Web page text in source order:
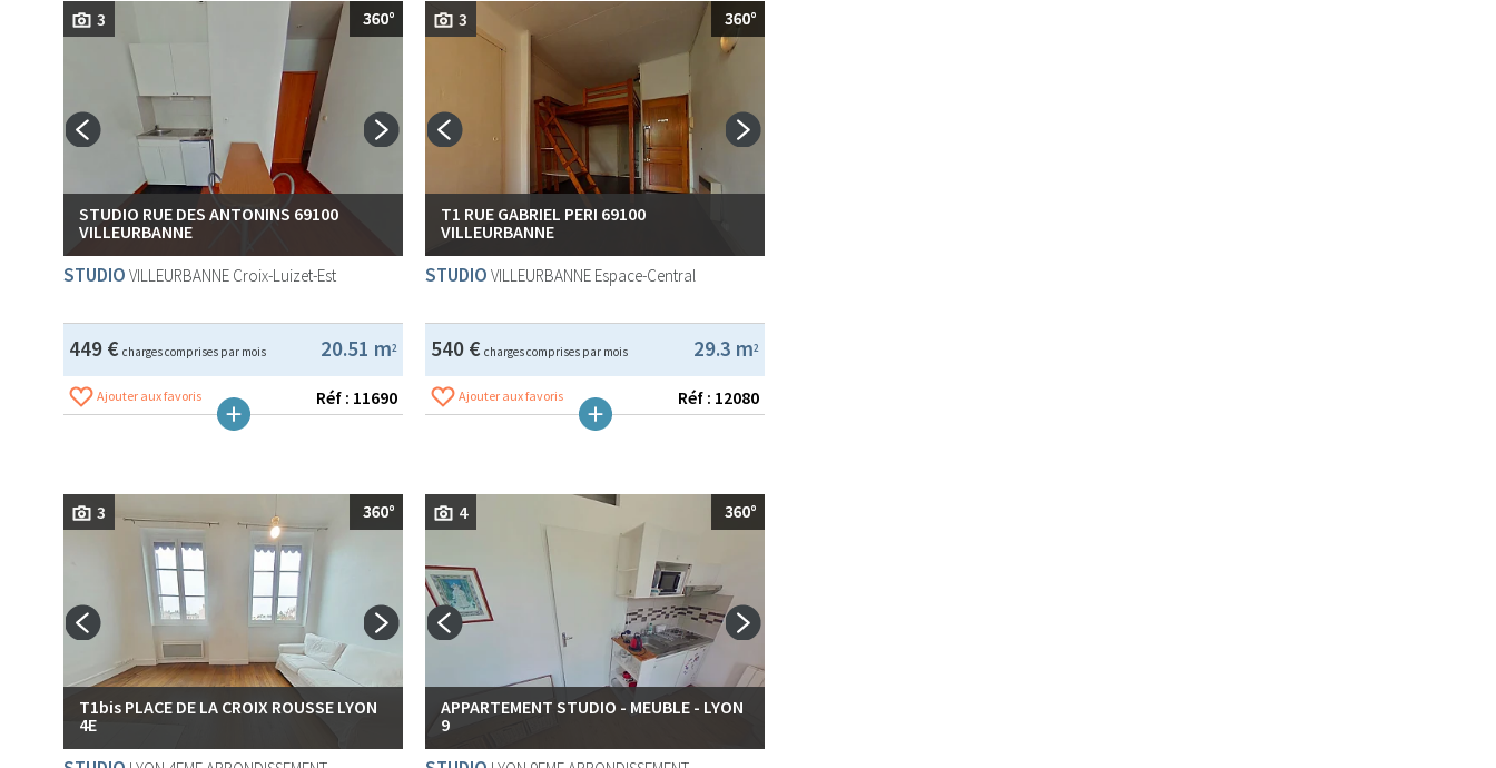
3
STUDIO RUE DES ANTONINS 69100
VILLEURBANNE
STUDIO VILLEURBANNE Croix-Luizet-Est
20.51 m2
449 € charges comprises par mois
Ajouter aux favoris Réf : 11690
3
T1 RUE GABRIEL PERI 69100
VILLEURBANNE
STUDIO VILLEURBANNE Espace-Central
29.3 m2
540 € charges comprises par mois
Ajouter aux favoris Réf : 12080
3
T1bis PLACE DE LA CROIX ROUSSE LYON
4E
4
APPARTEMENT STUDIO - MEUBLE - LYON
9